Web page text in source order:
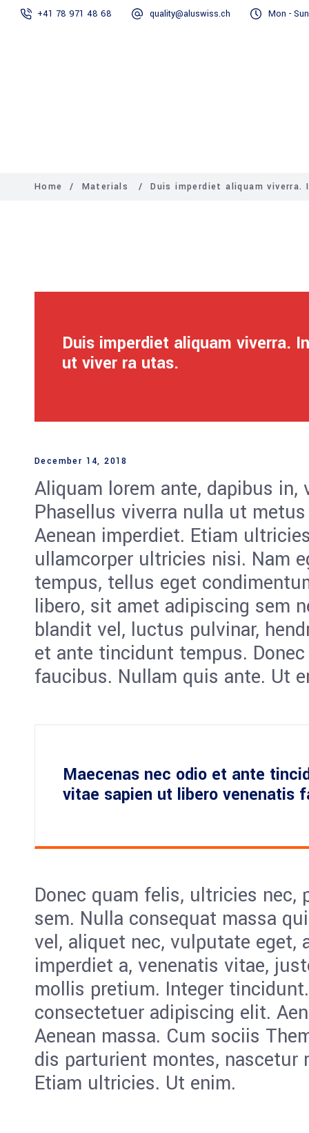
+41 78 971 48 68 quality@aluswiss.ch Mon -
Home / Materials /Duis imperdiet aliquam
Duis imperdiet aliquam viverra.
ut viver ra utas.
December 14, 2018
Aliquam lorem ante, dapibus
Phasellus viverra nulla ut
Aenean imperdiet. Etiam
ullamcorper ultricies nisi. Nam
tempus, tellus eget
libero, sit amet adipiscing sem
blandit vel, luctus pulvinar,
et ante tincidunt tempus.
faucibus. Nullam quis ante. Ut
Maecenas nec odio et ante
vitae sapien ut libero venenatis
Donec quam felis, ultricies nec,
sem. Nulla consequat massa
vel, aliquet nec, vulputate eget,
imperdiet a, venenatis vitae,
mollis pretium. Integer
consectetuer adipiscing elit.
Aenean massa. Cum sociis
dis parturient montes, nascetur
Etiam ultricies. Ut enim.